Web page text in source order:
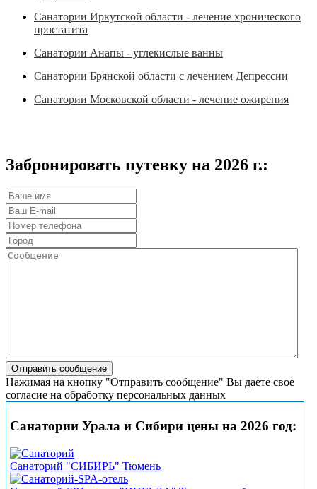
Санатории Иркутской области - лечение хронического
простатита
Санатории Анапы - углекислые ванны
Санатории Брянской области с лечением Депрессии
Санатории Московской области - лечение ожирения
Забронировать путевку на 2026 г.:
Нажимая на кнопку "Отправить сообщение" Вы даете свое
согласие на обработку персональных данных
Санатории Урала и Сибири цены на 2026 год:
Санаторий "СИБИРЬ" Тюмень